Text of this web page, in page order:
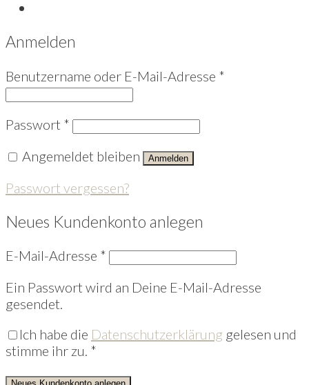
Anmelden
Benutzername oder E-Mail-Adresse *
Passwort *
Angemeldet bleiben
Anmelden
Passwort vergessen?
Neues Kundenkonto anlegen
E-Mail-Adresse *
Ein Passwort wird an Deine E-Mail-Adresse
gesendet.
Ich habe die Datenschutzerklärung gelesen und
stimme ihr zu. *